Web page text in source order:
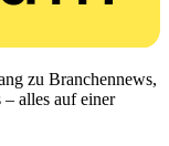
zu Branchennews,
alles auf einer